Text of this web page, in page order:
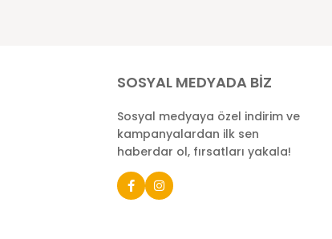
SOSYAL MEDYADA BİZ
Sosyal medyaya özel indirim ve
kampanyalardan ilk sen
haberdar ol, fırsatları yakala!